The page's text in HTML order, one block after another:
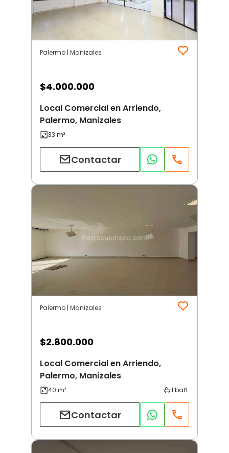
Palermo | Manizales
$4.000.000
Local Comercial en Arriendo,
Palermo, Manizales
Contactar
Palermo | Manizales
$2.800.000
Local Comercial en Arriendo,
Palermo, Manizales
Contactar